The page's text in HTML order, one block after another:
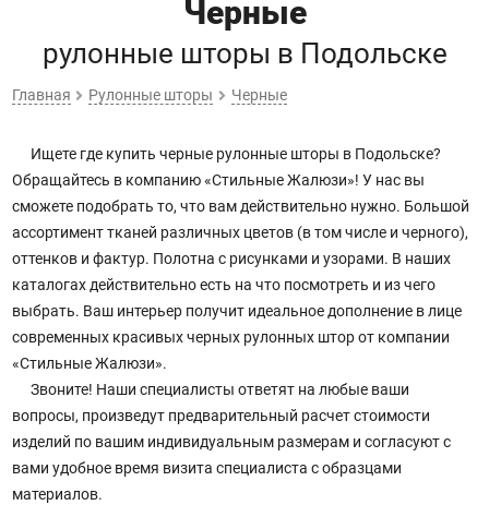
Черные
рулонные шторы в Подольске
Главная Рулонные шторы Черные
Ищете где купить черные рулонные шторы в Подольске?
Обращайтесь в компанию «Стильные Жалюзи»! У нас вы
сможете подобрать то, что вам действительно нужно. Большой
ассортимент тканей различных цветов (в том числе и черного),
оттенков и фактур. Полотна с рисунками и узорами. В наших
каталогах действительно есть на что посмотреть и из чего
выбрать. Ваш интерьер получит идеальное дополнение в лице
современных красивых черных рулонных штор от компании
«Стильные Жалюзи».
Звоните! Наши специалисты ответят на любые ваши
вопросы, произведут предварительный расчет стоимости
изделий по вашим индивидуальным размерам и согласуют с
вами удобное время визита специалиста с образцами
материалов.